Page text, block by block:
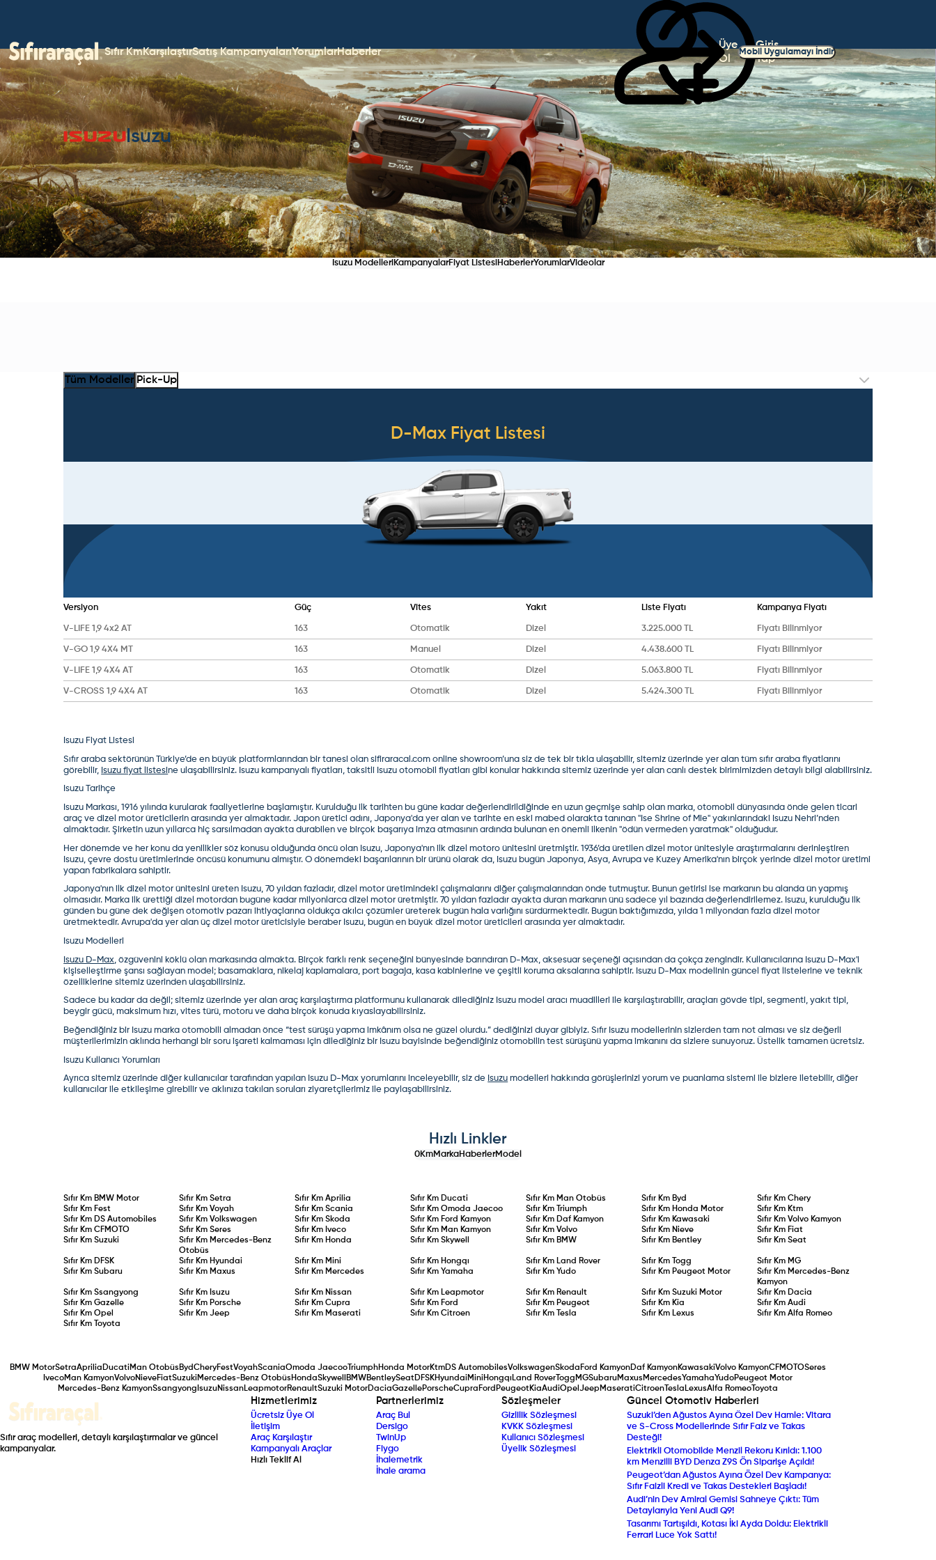
Sıfır KmKarşılaştırSatış KampanyalarıYorumlarHaberler
Üye
Ol
Giriş
Yap
Mobil Uygulamayı İndir
Isuzu
Isuzu Modelleri KampanyalarFiyat Listesi HaberlerYorumlarVideolar
Tüm Modeller Pick-Up
D-Max Fiyat Listesi
Versiyon Güç Vites Yakıt Liste Fiyatı Kampanya Fiyatı
V-LIFE 1,9 4x2 AT 163 Otomatik Dizel 3.225.000 TL Fiyatı Bilinmiyor
V-GO 1,9 4X4 MT 163 Manuel Dizel 4.438.600 TL Fiyatı Bilinmiyor
V-LIFE 1,9 4X4 AT 163 Otomatik Dizel 5.063.800 TL Fiyatı Bilinmiyor
V-CROSS 1,9 4X4 AT 163 Otomatik Dizel 5.424.300 TL Fiyatı Bilinmiyor
Isuzu Fiyat Listesi
Sıfır araba sektörünün Türkiye’de en büyük platformlarından bir tanesi olan sifiraracal.com online showroom’una siz de tek bir tıkla ulaşabilir, sitemiz üzerinde yer alan tüm sıfır araba fiyatlarını
görebilir, Isuzu fiyat listesine ulaşabilirsiniz. Isuzu kampanyalı fiyatları, taksitli Isuzu otomobil fiyatları gibi konular hakkında sitemiz üzerinde yer alan canlı destek birimimizden detaylı bilgi alabilirsiniz.
Isuzu Tarihçe
Isuzu Markası, 1916 yılında kurularak faaliyetlerine başlamıştır. Kurulduğu ilk tarihten bu güne kadar değerlendirildiğinde en uzun geçmişe sahip olan marka, otomobil dünyasında önde gelen ticari
araç ve dizel motor üreticilerin arasında yer almaktadır. Japon üretici adını, Japonya'da yer alan ve tarihte en eski mabed olarakta tanınan ''Ise Shrine of Mie'' yakınlarındaki Isuzu Nehri’nden
almaktadır. Şirketin uzun yıllarca hiç sarsılmadan ayakta durabilen ve birçok başarıya imza atmasının ardında bulunan en önemli ilkenin ''ödün vermeden yaratmak'' olduğudur.
Her dönemde ve her konu da yenilikler söz konusu olduğunda öncü olan Isuzu, Japonya'nın ilk dizel motoro ünitesini üretmiştir. 1936’da üretilen dizel motor ünitesiyle araştırmalarını derinleştiren
Isuzu, çevre dostu üretimlerinde öncüsü konumunu almıştır. O dönemdeki başarılarının bir ürünü olarak da, Isuzu bugün Japonya, Asya, Avrupa ve Kuzey Amerika'nın birçok yerinde dizel motor üretimi
yapan fabrikalara sahiptir.
Japonya'nın ilk dizel motor ünitesini üreten Isuzu, 70 yıldan fazladır, dizel motor üretimindeki çalışmalarını diğer çalışmalarından önde tutmuştur. Bunun getirisi ise markanın bu alanda ün yapmış
olmasıdır. Marka ilk ürettiği dizel motordan bugüne kadar milyonlarca dizel motor üretmiştir. 70 yıldan fazladır ayakta duran markanın ünü sadece yıl bazında değerlendirilemez. Isuzu, kurulduğu ilk
günden bu güne dek değişen otomotiv pazarı ihtiyaçlarına oldukça akılcı çözümler üreterek bugün hala varlığını sürdürmektedir. Bugün baktığımızda, yılda 1 milyondan fazla dizel motor
üretmektedir. Avrupa'da yer alan üç dizel motor üreticisiyle beraber Isuzu, bugün en büyük dizel motor üreticileri arasında yer almaktadır.
Isuzu Modelleri
Isuzu D-Max ,özgüvenini köklü olan markasında almakta. Birçok farklı renk seçeneğini bünyesinde barındıran D-Max, aksesuar seçeneği açısından da çokça zengindir. Kullanıcılarına Isuzu D-Max'i
kişiselleştirme şansı sağlayan model; basamaklara, nikelaj kaplamalara, port bagaja, kasa kabinlerine ve çeşitli koruma aksalarına sahiptir. Isuzu D-Maxmodelinin güncel fiyat listelerine ve teknik
özelliklerine sitemiz üzerinden ulaşabilirsiniz.
Sadece bu kadar da değil; sitemiz üzerinde yer alanaraç karşılaştırma platformunu kullanarak dilediğiniz Isuzu model aracı muadilleri ile karşılaştırabilir, araçları gövde tipi, segmenti, yakıt tipi,
beygir gücü, maksimum hızı, vites türü, motoru ve daha birçok konuda kıyaslayabilirsiniz.
Beğendiğiniz bir Isuzu marka otomobili almadan önce “test sürüşü yapma imkânım olsa ne güzel olurdu.” dediğinizi duyar gibiyiz. Sıfır Isuzu modellerinin sizlerden tam not alması ve siz değerli
müşterilerimizin aklında herhangi bir soru işareti kalmaması için dilediğiniz bir Isuzu bayisinde beğendiğiniz otomobilin test sürüşünü yapma imkanını da sizlere sunuyoruz. Üstelik tamamen ücretsiz.
Isuzu Kullanıcı Yorumları
Ayrıca sitemiz üzerinde diğer kullanıcılar tarafından yapılan Isuzu D-Max yorumlarını inceleyebilir, siz de Isuzu modelleri hakkında görüşlerinizi yorum ve puanlama sistemi ile bizlere iletebilir, diğer
kullanıcılar ile etkileşime girebilir ve aklınıza takılan soruları ziyaretçilerimiz ile paylaşabilirsiniz.
Hızlı Linkler
0KmMarkaHaberlerModel
Sıfır Km BMW Motor Sıfır KmSetra Sıfır KmAprilia Sıfır Km Ducati Sıfır Km Man Otobüs Sıfır Km Byd Sıfır Km Chery
Sıfır Km Fest Sıfır KmVoyah Sıfır KmScania Sıfır Km Omoda Jaecoo Sıfır Km Triumph Sıfır Km Honda Motor Sıfır Km Ktm
Sıfır Km DS Automobiles Sıfır KmVolkswagen Sıfır KmSkoda Sıfır Km Ford Kamyon Sıfır Km Daf Kamyon Sıfır Km Kawasaki Sıfır Km Volvo Kamyon
Sıfır KmCFMOTO Sıfır KmSeres Sıfır Km Iveco Sıfır Km Man Kamyon Sıfır Km Volvo Sıfır Km Nieve Sıfır Km Fiat
Sıfır KmSuzuki Sıfır Km Mercedes-Benz
Otobüs
Sıfır Km Honda Sıfır Km Skywell Sıfır Km BMW Sıfır Km Bentley Sıfır Km Seat
Sıfır Km DFSK Sıfır Km Hyundai Sıfır Km Mini Sıfır Km Hongqı Sıfır Km Land Rover Sıfır Km Togg Sıfır Km MG
Sıfır KmSubaru Sıfır Km Maxus Sıfır Km Mercedes Sıfır Km Yamaha Sıfır Km Yudo Sıfır Km Peugeot Motor Sıfır Km Mercedes-Benz
Kamyon
Sıfır KmSsangyong Sıfır Km Isuzu Sıfır Km Nissan Sıfır Km Leapmotor Sıfır Km Renault Sıfır Km Suzuki Motor Sıfır Km Dacia
Sıfır KmGazelle Sıfır Km Porsche Sıfır KmCupra Sıfır Km Ford Sıfır Km Peugeot Sıfır Km Kia Sıfır Km Audi
Sıfır KmOpel Sıfır KmJeep Sıfır Km Maserati Sıfır Km Citroen Sıfır Km Tesla Sıfır Km Lexus Sıfır Km Alfa Romeo
Sıfır Km
Toyota
BMW MotorSetraAprilia Ducati Man Otobüs BydCheryFestVoyahScaniaOmoda Jaecoo TriumphHonda MotorKtmDS AutomobilesVolkswagenSkoda Ford KamyonDaf KamyonKawasakiVolvo KamyonCFMOTOSeres
IvecoMan KamyonVolvoNieveFiatSuzuki Mercedes-Benz Otobüs HondaSkywell BMW BentleySeatDFSKHyundai Mini Hongqı Land Rover Togg MGSubaruMaxus MercedesYamahaYudoPeugeot Motor
Mercedes-Benz KamyonSsangyong IsuzuNissanLeapmotorRenaultSuzuki MotorDaciaGazellePorscheCupra Ford PeugeotKiaAudiOpel Jeep MaseratiCitroen Tesla LexusAlfa Romeo Toyota
Sıfır araç modelleri, detaylı karşılaştırmalar ve güncel
kampanyalar.
Hizmetlerimiz
Ücretsiz Üye Ol
İletişim
Araç Karşılaştır
Kampanyalı Araçlar
Hızlı Teklif Al
Partnerlerimiz
Araç Bul
Dersigo
TwinUp
Fiygo
İhalemetrik
İhale arama
Sözleşmeler
Gizlilik Sözleşmesi
KVKK Sözleşmesi
Kullanıcı Sözleşmesi
Üyelik Sözleşmesi
Güncel Otomotiv Haberleri
Suzuki’den Ağustos Ayına Özel Dev Hamle: Vitara
ve S-Cross Modellerinde Sıfır Faiz ve Takas
Desteği!
Elektrikli Otomobilde Menzil Rekoru Kırıldı: 1.100
km Menzilli BYD Denza Z9S Ön Siparişe Açıldı!
Peugeot’dan Ağustos Ayına Özel Dev Kampanya:
Sıfır Faizli Kredi ve Takas Destekleri Başladı!
Audi’nin Dev Amiral Gemisi Sahneye Çıktı: Tüm
Detaylarıyla Yeni Audi Q9!
Tasarımı Tartışıldı, Kotası İki Ayda Doldu: Elektrikli
Ferrari Luce Yok Sattı!